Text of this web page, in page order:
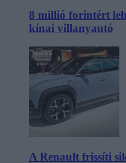
8 millió forintért
kínai villanyautó
A Renault frissíti